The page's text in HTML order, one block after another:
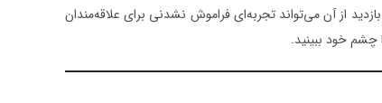
از آن می‌تواند تجربه‌ای فراموش نشدنی برای علاقه‌مندان
چشم خود ببینید.